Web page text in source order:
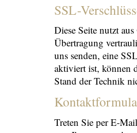
SSL-
Diese Seite nutzt
Übertragung
uns senden, eine
aktiviert ist, können
Stand der Technik
Treten Sie per E-